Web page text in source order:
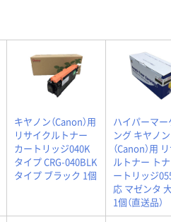
キヤノン（Canon）用
リサイクルトナー
カートリッジ040K
タイプ CRG-040BLK
タイプ ブラック 1個
ハイパーマ
ング キヤノン
（Canon）用
ルトナー ト
ートリッジ
応 マゼンタ
1個（直送品）